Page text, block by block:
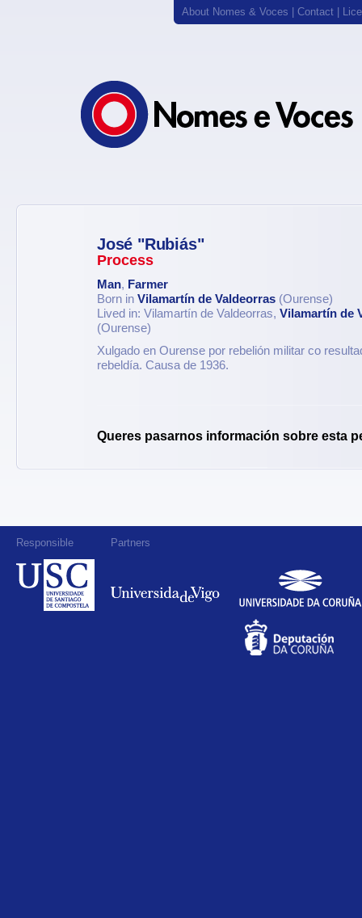
About Nomes & Voces Contact
José "Rubiás"
Process
Man, Farmer
Born in Vilamartín de Valdeorras (Ourense)
Lived in: Vilamartín de Valdeorras, Vilamartín de
(Ourense)
Xulgado en Ourense por rebelión militar co
rebeldía. Causa de 1936.
Queres pasarnos información sobre esta
Responsible Partners